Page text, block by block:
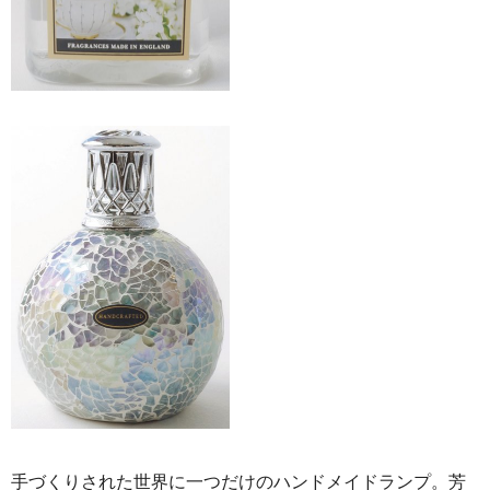
手づくりされた世界に一つだけのハンドメイドランプ。芳